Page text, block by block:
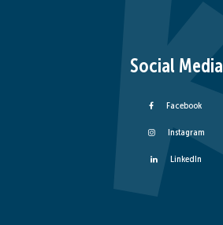
Social Media
Facebook
Instagram
LinkedIn